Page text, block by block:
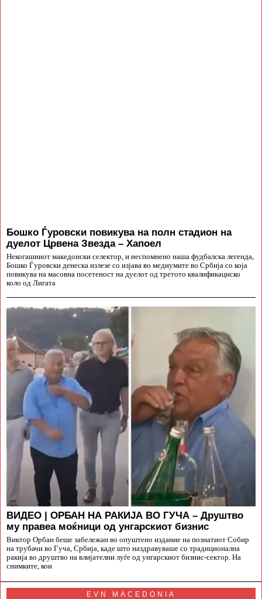
Бошко Ѓуровски повикува на полн стадион на
дуелот Црвена Звезда – Хапоел
Некогашниот македонски селектор, и неспомнено наша фудбалска легенда,
Бошко Ѓуровски денеска излезе со изјава во медиумите во Србија со која
повикува на масовна посетеност на дуелот од третото квалификациско
коло од Лигата
ВИДЕО | ОРБАН НА РАКИЈА ВО ГУЧА – Друштво
му правеа моќници од унгарскиот бизнис
Виктор Орбан беше забележан во опуштено издание на познатиот Собир
на трубачи во Гуча, Србија, каде што наздравуваше со традиционална
ракија во друштво на влијателни луѓе од унгарскиот бизнис-сектор. На
снимките, кои
EVN MACEDONIA